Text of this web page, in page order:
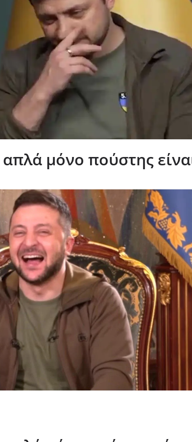
απλά μόνο πούστης